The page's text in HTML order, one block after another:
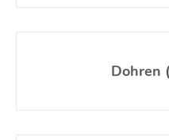
Dohren